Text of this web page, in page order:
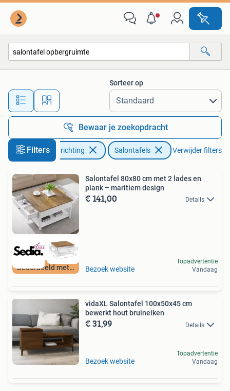
Alle afstanden…
Sorteer op
Bewaar je zoekopdracht
Filters
Huis en Inrichting Salontafels Verwijder filters
Beoordeeld met 9+
Salontafel 80x80 cm met 2 lades en
plank – maritiem design
€ 141,00 Details
Bezoek website
Topadvertentie
Vandaag
vidaXL Salontafel 100x50x45 cm
bewerkt hout bruineiken
€ 31,99 Details
Bezoek website
Topadvertentie
Vandaag